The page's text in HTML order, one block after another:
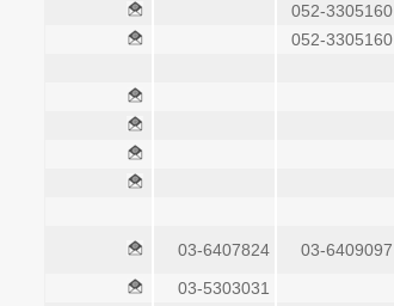
052-3305160
052-3305160
03-6409097
03-6407824
03-5303031